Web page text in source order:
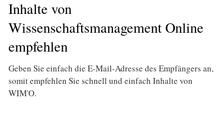
Inhalte von
Wissenschaftsmanagement Online
empfehlen
Geben Sie einfach die E-Mail-Adresse des Empfängers an,
somit empfehlen Sie schnell und einfach Inhalte von
WIM'O.